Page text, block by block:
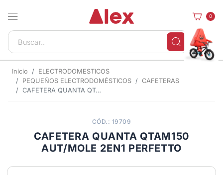
0
Inicio
ELECTRODOMESTICOS
PEQUEÑOS ELECTRODOMÉSTICOS
CAFETERAS
CAFETERA QUANTA QTAM150 AUT/MOLE 2EN1 PERFETTO
CÓD.: 19709
CAFETERA QUANTA QTAM150
AUT/MOLE 2EN1 PERFETTO